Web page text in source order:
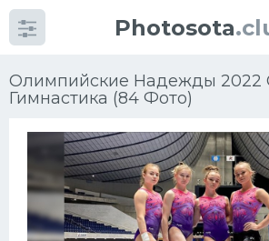
Photosota
Олимпийские Надежды 2022
Гимнастика (84 Фото)
КатегорииФото